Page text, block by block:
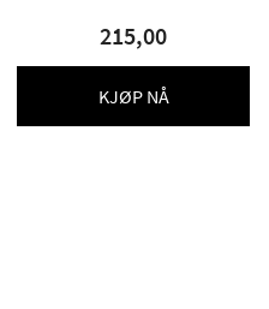
215,00
KJØP NÅ